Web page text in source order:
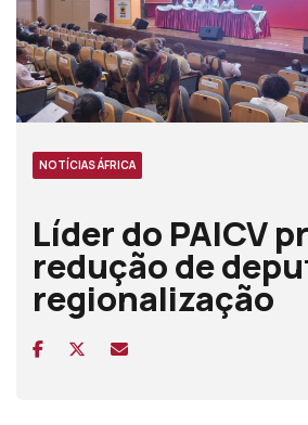
NOTÍCIAS ÁFRICA
Líder do PAICV
redução de
regionalização